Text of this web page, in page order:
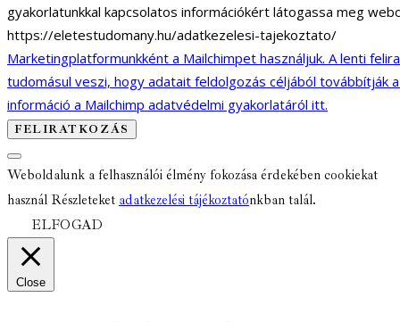
gyakorlatunkkal kapcsolatos információkért látogassa meg
https://eletestudomany.hu/adatkezelesi-tajekoztato/
Marketingplatformunkként a Mailchimpet használjuk. A lenti
tudomásul veszi, hogy adatait feldolgozás céljából továbbítják
információ a Mailchimp adatvédelmi gyakorlatáról itt.
Weboldalunk a felhasználói élmény fokozása érdekében cookiekat
használ Részleteket adatkezelési tájékoztatónkban talál.
ELFOGAD
Close